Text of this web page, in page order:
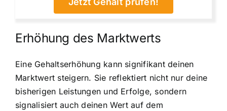
Erhöhung des Marktwerts
Eine Gehaltserhöhung kann signifikant deinen
Marktwert steigern. Sie reflektiert nicht nur deine
bisherigen Leistungen und Erfolge, sondern
signalisiert auch deinen Wert auf dem